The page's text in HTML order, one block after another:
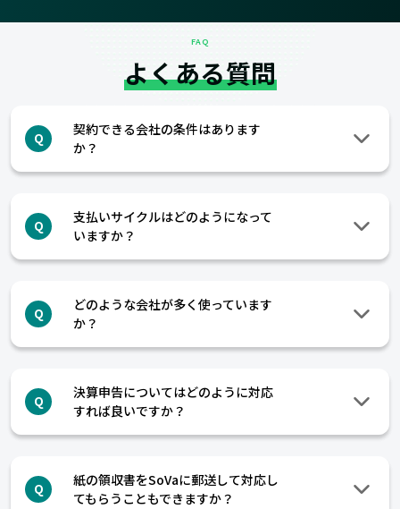
FAQ
よくある質問
Q
契約できる会社の条件はあります
か？
Q
支払いサイクルはどのようになって
いますか？
Q
どのような会社が多く使っています
か？
Q
決算申告についてはどのように対応
すれば良いですか？
Q
紙の領収書をSoVaに郵送して対応し
てもらうこともできますか？